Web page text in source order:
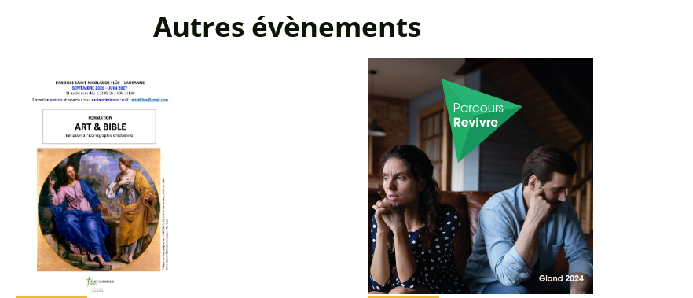
Autres évènements